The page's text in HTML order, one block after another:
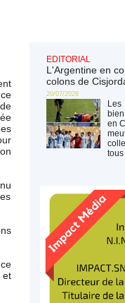
et
EDITORIAL
L'Argentine en
colons de
20/07/2026
en
tous